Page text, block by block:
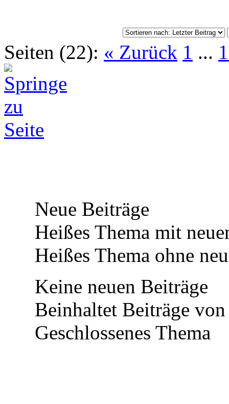
Seiten (22): « Zurück 1 ...
Neue Beiträge
Heißes Thema mit
Heißes Thema ohne
Keine neuen Beiträge
Beinhaltet Beiträge
Geschlossenes Thema